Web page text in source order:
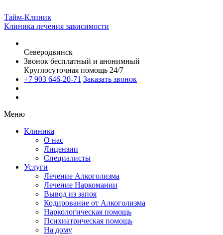
Тайм-Клиник
Клиника лечения зависимости
Северодвинск
Звонок бесплатный и анонимный
Круглосуточная помощь 24/7
+7 903 646-20-71 Заказать звонок
Меню
Клиника
О нас
Лицензии
Специалисты
Услуги
Лечение Алкоголизма
Лечение Наркомании
Вывод из запоя
Кодирование от Алкоголизма
Наркологическая помощь
Психиатрическая помощь
На дому